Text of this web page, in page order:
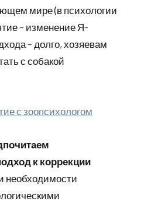
мире (в психологии
– изменение Я-
– долго, хозяевам
с собакой
с зоопсихологом
к коррекции
необходимости